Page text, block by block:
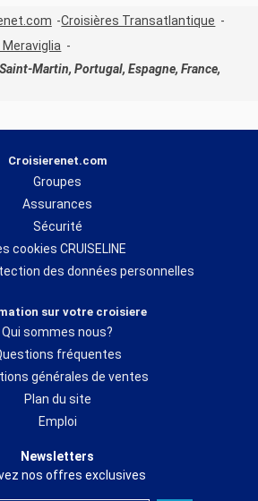
Croisières Transatlantique
Meraviglia
Martin, Portugal, Espagne, France,
Croisierenet.com
Groupes
Assurances
Sécurité
cookies CRUISELINE
des données personnelles
sur votre croisiere
Qui sommes nous?
fréquentes
générales de ventes
Plan du site
Emploi
Newsletters
nos offres exclusives